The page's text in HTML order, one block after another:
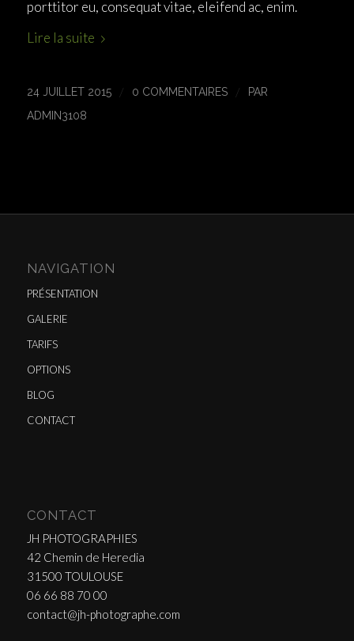
porttitor eu, consequat vitae, eleifend ac, enim.
Lire la suite
24 JUILLET 2015 / 0 COMMENTAIRES /
PAR
ADMIN3108
NAVIGATION
PRÉSENTATION
GALERIE
TARIFS
OPTIONS
BLOG
CONTACT
CONTACT
JH PHOTOGRAPHIES
42 Chemin de Heredia
31500 TOULOUSE
06 66 88 70 00
contact@jh-photographe.com